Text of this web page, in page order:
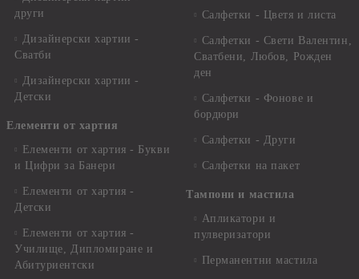
други
Дизайнерски хартии -
Сватби
Дизайнерски хартии -
Детски
Елементи от хартия
Елементи от хартия - Букви
и Цифри за Банери
Елементи от хартия -
Детски
Елементи от хартия -
Училище, Дипломиране и
Абитуриентски
Салфетки - Цветя и листа
Салфетки - Свети Валентин,
Сватбени, Любов, Рожден
ден
Салфетки - Фонове и
бордюри
Салфетки - Други
Салфетки на пакет
Тампони и мастила
Апликатори и
пулверизатори
Перманентни мастила